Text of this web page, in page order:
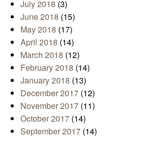
July 2018 (3)
June 2018 (15)
May 2018 (17)
April 2018 (14)
March 2018 (12)
February 2018 (14)
January 2018 (13)
December 2017 (12)
November 2017 (11)
October 2017 (14)
September 2017 (14)